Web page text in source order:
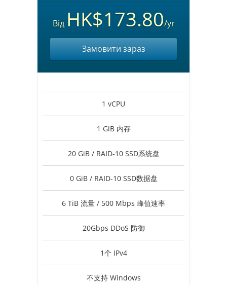
Від HK$173.80/yr
Замовити зараз
1 vCPU
1 GiB 内存
20 GiB / RAID-10 SSD系统盘
0 GiB / RAID-10 SSD数据盘
6 TiB 流量 / 500 Mbps 峰值速率
20Gbps DDoS 防御
1个 IPv4
不支持 Windows